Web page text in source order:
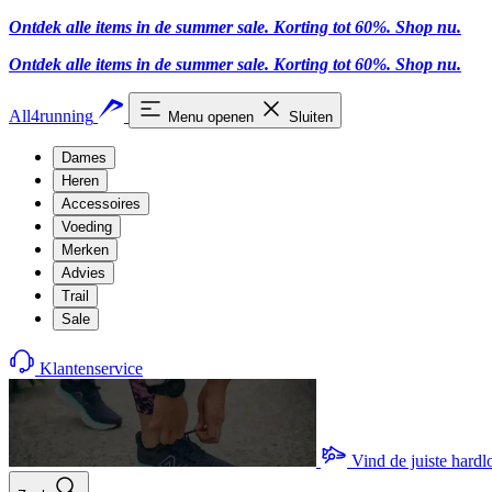
Ontdek alle items in de summer sale. Korting tot 60%. Shop nu.
Ontdek alle items in de summer sale. Korting tot 60%. Shop nu.
All4running Menu openen Sluiten
Dames
Heren
Accessoires
Voeding
Merken
Advies
Trail
Sale
Klantenservice
Vind de juiste